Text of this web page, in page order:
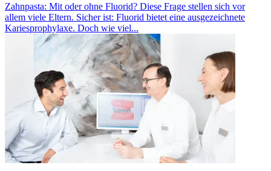
Zahnpasta: Mit oder ohne Fluorid? Diese Frage stellen sich vor
allem viele Eltern. Sicher ist: Fluorid bietet eine ausgezeichnete
Kariesprophylaxe. Doch wie viel...